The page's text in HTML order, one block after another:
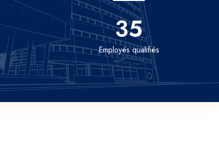
35
Employés qualifiés